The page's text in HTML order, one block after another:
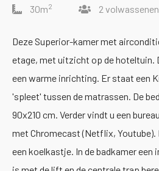
30m2 2 volwassenen
Deze Superior-kamer met
etage, met uitzicht op de hoteltuin.
een warme inrichting. Er staat een
'spleet' tussen de matrassen. De
90x210 cm. Verder vindt u een
met Chromecast (Netflix,
een koelkastje. In de badkamer